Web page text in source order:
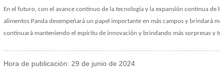
En el futuro, con el avance continuo de la tecnología y la expansión continua
alimentos Panda desempeñará un papel importante en más campos y brindará
continuará manteniendo el espíritu de innovación y brindando más sorpresas y
Hora de publicación: 29 de junio de 2024